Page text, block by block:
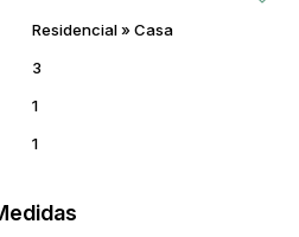
nossos corretores.
Residencial» Casa
3
1
1